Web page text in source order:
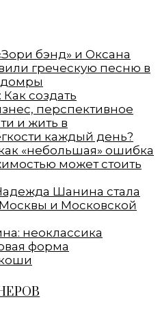
бэнд» и Оксана
греческую песню в
домры
создать
перспективное
и жить в
каждый день?
«небольшая» ошибка
может стоить
Шанина стала
и Московской
неоклассика
форма